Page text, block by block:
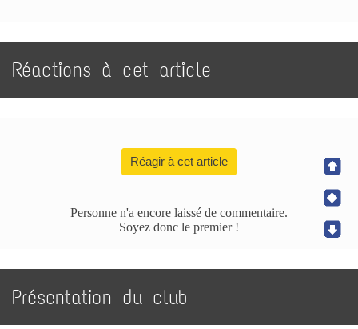
Réactions à cet article
Réagir à cet article
Personne n'a encore laissé de commentaire.
Soyez donc le premier !
Présentation du club